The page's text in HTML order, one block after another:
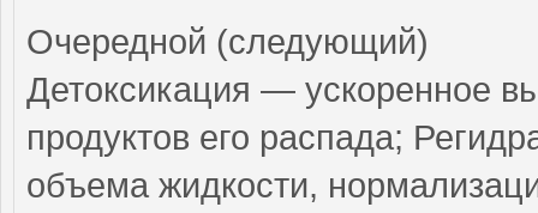
Очередной (следующий)
Детоксикация — ускоренное
продуктов его распада;
объема жидкости,